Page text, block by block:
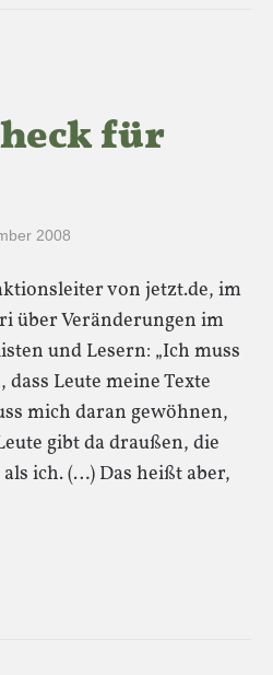
für
2008
von jetzt.de, im
über Veränderungen im
und Lesern: „Ich muss
Leute meine Texte
mich daran gewöhnen,
gibt da draußen, die
ich. (…) Das heißt aber,